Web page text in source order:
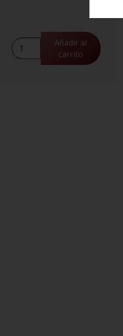
Tilenus
Pagos
Añadir al
carrito